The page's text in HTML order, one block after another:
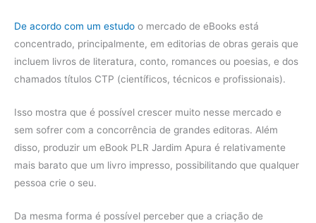
De acordo com um estudo o mercado de eBooks está
concentrado, principalmente, em editorias de obras gerais que
incluem livros de literatura, conto, romances ou poesias, e dos
chamados títulos CTP (científicos, técnicos e profissionais).
Isso mostra que é possível crescer muito nesse mercado e
sem sofrer com a concorrência de grandes editoras. Além
disso, produzir um eBook PLR Jardim Apura é relativamente
mais barato que um livro impresso, possibilitando que qualquer
pessoa crie o seu.
Da mesma forma é possível perceber que a criação de